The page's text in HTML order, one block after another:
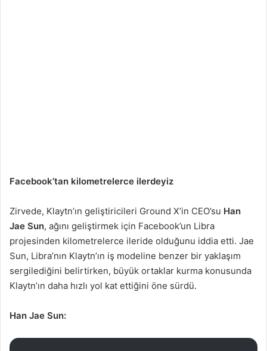
Facebook’tan kilometrelerce ilerdeyiz
Zirvede, Klaytn’ın geliştiricileri Ground X’in CEO’su Han
Jae Sun, ağını geliştirmek için Facebook’un Libra
projesinden kilometrelerce ileride olduğunu iddia etti. Jae
Sun, Libra’nın Klaytn’ın iş modeline benzer bir yaklaşım
sergilediğini belirtirken, büyük ortaklar kurma konusunda
Klaytn’ın daha hızlı yol kat ettiğini öne sürdü.
Han Jae Sun: